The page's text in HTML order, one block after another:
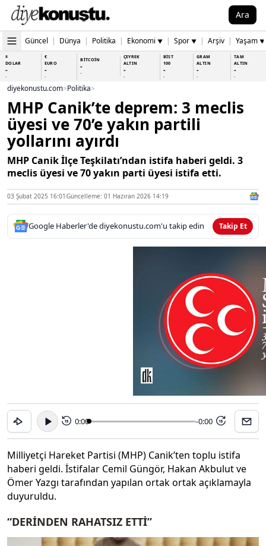
Ara
Güncel | Dünya | Politika | Ekonomi ▼ | Spor ▼ | Arşiv | Yaşam ▼
$
DOLAR
-
-
€
EURO
-
-
BİTCOİN
-
-
ÇEYREK
ALTIN
-
-
BİST
100
-
-
GRAM
ALTIN
-
-
TAM
ALTIN
-
-
diyekonustu.com>Politika>
MHP Canik’te deprem: 3 meclis
üyesi ve 70’e yakın partili
yollarını ayırdı
MHP Canik İlçe Teşkilatı’ndan istifa haberi geldi. 3
meclis üyesi ve 70 yakın parti üyesi istifa etti.
03 Şubat 2025 16:01 Güncelleme: 01 Haziran 2026 14:19
Google Haberler'de diyekonustu.com'u takip edin Takip Et
15 0:00 -0:00 15
Milliyetçi Hareket Partisi (MHP) Canik’ten toplu istifa
haberi geldi. İstifalar Cemil Güngör, Hakan Akbulut ve
Ömer Yazgı tarafından yapılan ortak ortak açıklamayla
duyuruldu.
“DERİNDEN RAHATSIZ ETTİ”